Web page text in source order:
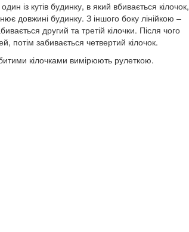
із кутів будинку, в який вбивається кілочок,
довжині будинку. З іншого боку лінійкою –
другий та третій кілочки. Після чого
потім забивається четвертий кілочок.
кілочками вимірюють рулеткою.